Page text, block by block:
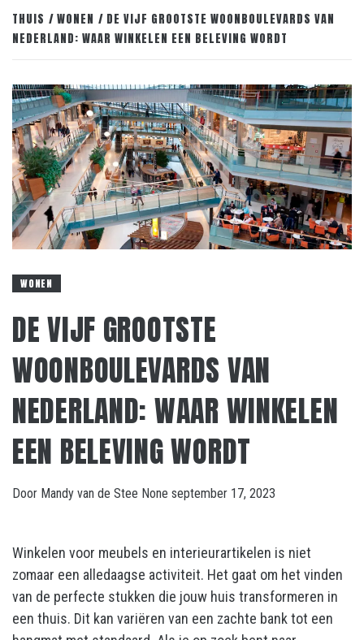
THUIS WONEN
DE VIJF GROOTSTE WOONBOULEVARDS VAN
NEDERLAND: WAAR WINKELEN EEN BELEVING WORDT
WONEN
DE VIJF GROOTSTE
WOONBOULEVARDS VAN
NEDERLAND: WAAR WINKELEN
EEN BELEVING WORDT
Door Mandy van de Stee None september 17, 2023
Winkelen voor meubels en interieurartikelen is niet
zomaar een alledaagse activiteit. Het gaat om het vinden
van de perfecte stukken die jouw huis transformeren in
een thuis. Dit kan variëren van een zachte bank tot een